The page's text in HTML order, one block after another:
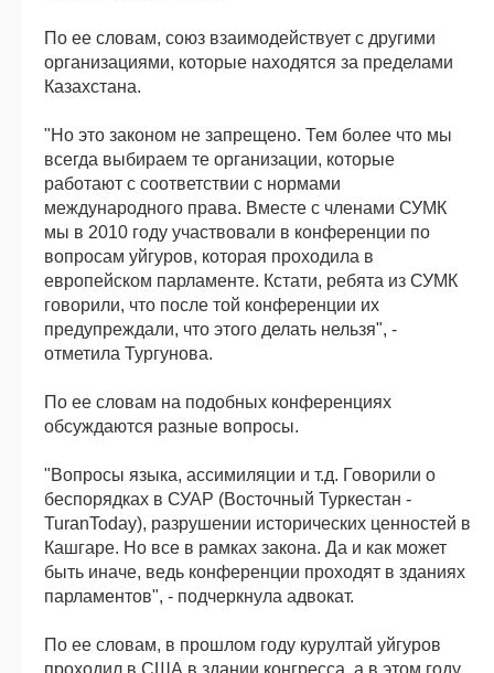
По ее словам, союз взаимодействует с другими
организациями, которые находятся за пределами
Казахстана.
"Но это законом не запрещено. Тем более что мы
всегда выбираем те организации, которые
работают с соответствии с нормами
международного права. Вместе с членами СУМК
мы в 2010 году участвовали в конференции по
вопросам уйгуров, которая проходила в
европейском парламенте. Кстати, ребята из СУМК
говорили, что после той конференции их
предупреждали, что этого делать нельзя", -
отметила Тургунова.
По ее словам на подобных конференциях
обсуждаются разные вопросы.
"Вопросы языка, ассимиляции и т.д. Говорили о
беспорядках в СУАР (Восточный Туркестан -
TuranToday), разрушении исторических ценностей в
Кашгаре. Но все в рамках закона. Да и как может
быть иначе, ведь конференции проходят в зданиях
парламентов", - подчеркнула адвокат.
По ее словам, в прошлом году курултай уйгуров
проходил в США в здании конгресса, а в этом году